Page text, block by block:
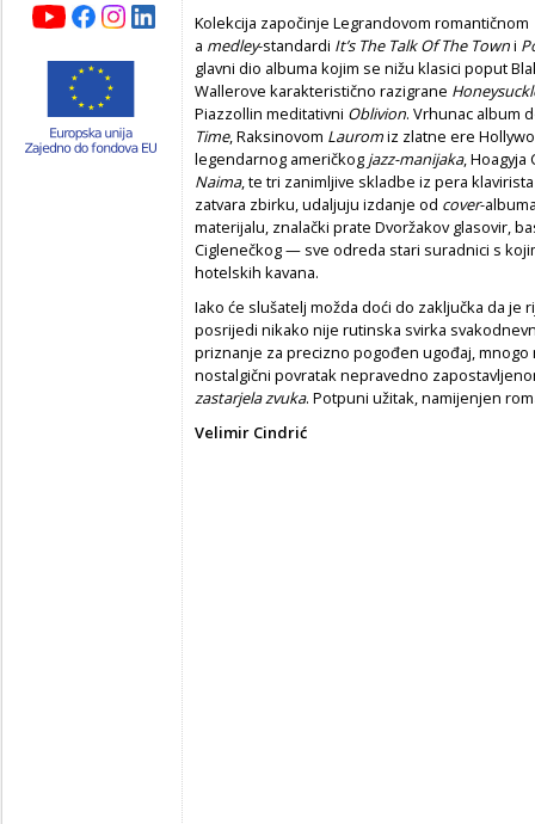
Kolekcija započinje Legrandovom romantičnom
a medley-standardi It’s The Talk Of The Towni
glavni dio albuma kojim se nižu klasici poput
Wallerove karakteristično razigrane
Piazzollin meditativni Oblivion. Vrhunac album
Time, Raksinovom Lauromiz zlatne ere
legendarnog američkog jazz-manijaka, Hoagyja
Naima, te tri zanimljive skladbe iz pera
zatvara zbirku, udaljuju izdanje od cover-
materijalu, znalački prate Dvoržakov glasovir,
Ciglenečkog — sve odreda stari suradnici s
hotelskih kavana.
Iako će slušatelj možda doći do zaključka da je
posrijedi nikako nije rutinska svirka
priznanje za precizno pogođen ugođaj,
nostalgični povratak nepravedno
zastarjela zvuka. Potpuni užitak, namijenjen
Velimir Cindrić